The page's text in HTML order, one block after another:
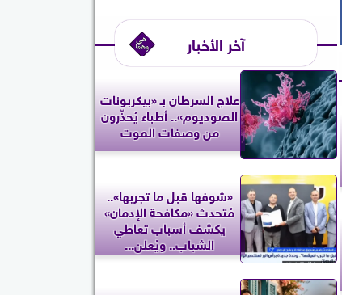
آخر الأخبار
علاج السرطان بـ «بيكربونات
الصوديوم».. أطباء يُحذّرون
من وصفات الموت
«شوفها قبل ما تجربها»..
مُتحدث «مكافحة الإدمان»
يكشف أسباب تعاطي
الشباب.. ويُعلن...